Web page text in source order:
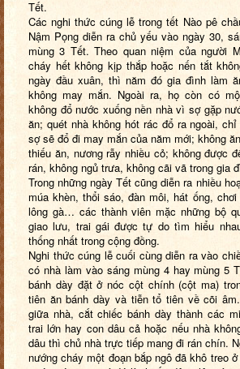
Tết.
Các nghi thức cúng lễ trong tết Nào pê
Nậm Pọng diễn ra chủ yếu vào ngày 30,
mùng 3 Tết. Theo quan niệm của người
cháy hết không kịp thắp hoặc nến tắt
ngày đầu xuân, thì năm đó gia đình làm
không may mắn. Ngoài ra, họ còn có
không đổ nước xuống nền nhà vì sợ gặp
ăn; quét nhà không hót rác đổ ra ngoài,
sợ sẽ đổ đi may mắn của năm mới; không
thiếu ăn, nương rẫy nhiều cỏ; không được
rán, không ngủ trưa, không cãi vã trong gia
Trong những ngày Tết cũng diễn ra nhiều
múa khèn, thổi sáo, đàn môi, hát ống,
lông gà… các thành viên mặc những bộ
giao lưu, trai gái được tự do tìm hiểu
thống nhất trong cộng đồng.
Nghi thức cúng lễ cuối cùng diễn ra vào
có nhà làm vào sáng mùng 4 hay mùng 5
bánh dày đặt ở nóc cột chính (cột ma)
tiên ăn bánh dày và tiễn tổ tiên về cõi
giữa nhà, cắt chiếc bánh dày thành các
trai lớn hay con dâu cả hoặc nếu nhà
dâu thì chủ nhà trực tiếp mang đi rán chín.
nướng cháy một đoạn bắp ngô đã khô treo